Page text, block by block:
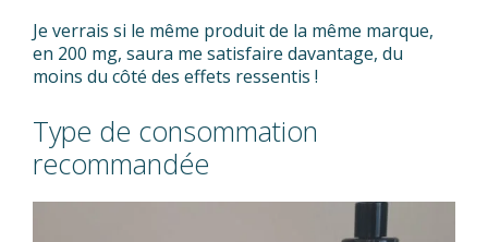
Je verrais si le même produit de la même marque,
en 200 mg, saura me satisfaire davantage, du
moins du côté des effets ressentis !
Type de consommation
recommandée